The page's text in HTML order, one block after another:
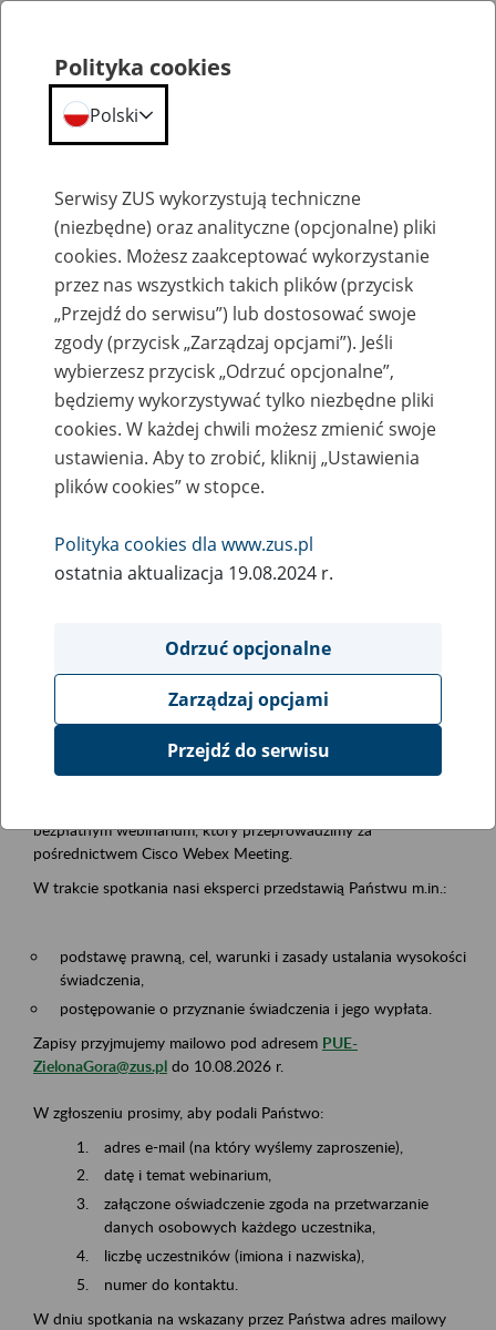
Szkolenia
Szkolenie online - Świadczenie
uzupełniające dla osób niezdolnych do
samodzielnej egzystencji
Rodzaj wydarzenia
bezpłatnym webinarium, który przeprowadzimy za
pośrednictwem Cisco Webex Meeting.
W trakcie spotkania nasi eksperci przedstawią Państwu m.in.:
podstawę prawną, cel, warunki i zasady ustalania wysokości
świadczenia,
postępowanie o przyznanie świadczenia i jego wypłata.
Zapisy przyjmujemy mailowo pod adresem PUE-
ZielonaGora@zus.pl do 10.08.2026 r.
W zgłoszeniu prosimy, aby podali Państwo:
adres e-mail (na który wyślemy zaproszenie),
datę i temat webinarium,
załączone oświadczenie zgoda na przetwarzanie
danych osobowych każdego uczestnika,
liczbę uczestników (imiona i nazwiska),
numer do kontaktu.
W dniu spotkania na wskazany przez Państwa adres mailowy
Polityka cookies
Polski
Serwisy ZUS wykorzystują techniczne
(niezbędne) oraz analityczne (opcjonalne) pliki
cookies. Możesz zaakceptować wykorzystanie
przez nas wszystkich takich plików (przycisk
„Przejdź do serwisu”) lub dostosować swoje
zgody (przycisk „Zarządzaj opcjami”). Jeśli
wybierzesz przycisk „Odrzuć opcjonalne”,
będziemy wykorzystywać tylko niezbędne pliki
cookies. W każdej chwili możesz zmienić swoje
ustawienia. Aby to zrobić, kliknij „Ustawienia
plików cookies” w stopce.
Polityka cookies dla www.zus.pl
ostatnia aktualizacja 19.08.2024 r.
Odrzuć opcjonalne
Zarządzaj opcjami
Przejdź do serwisu